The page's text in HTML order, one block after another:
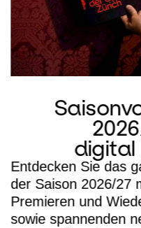
digital
Entdecken Sie das
der Saison 2026/27
Premieren und
sowie spannenden